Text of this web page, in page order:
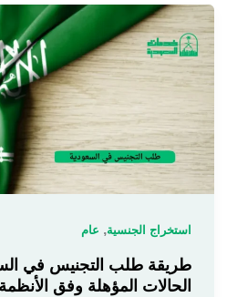
استخراج الجنسية, عام
طريقة طلب التجنيس في
الحالات المؤهلة وفق الأنظمة